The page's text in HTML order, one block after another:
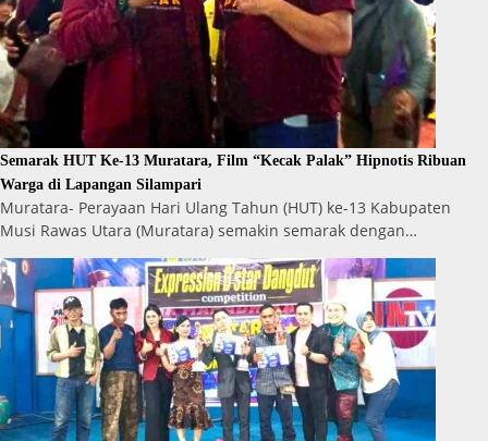
Semarak HUT Ke-13 Muratara, Film “Kecak Palak” Hipnotis Ribuan
Warga di Lapangan Silampari
Muratara- Perayaan Hari Ulang Tahun (HUT) ke-13 Kabupaten
Musi Rawas Utara (Muratara) semakin semarak dengan…